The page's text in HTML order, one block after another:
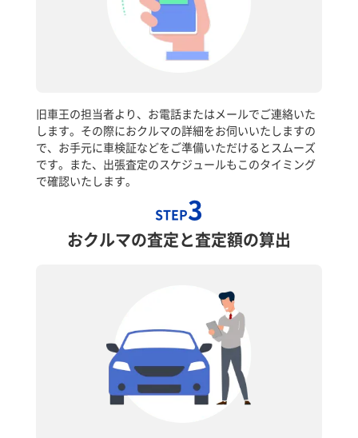
旧車王の担当者より、お電話またはメールでご連絡いた
します。その際におクルマの詳細をお伺いいたしますの
で、お手元に車検証などをご準備いただけるとスムーズ
です。また、出張査定のスケジュールもこのタイミング
で確認いたします。
STEP3
おクルマの査定と査定額の算出